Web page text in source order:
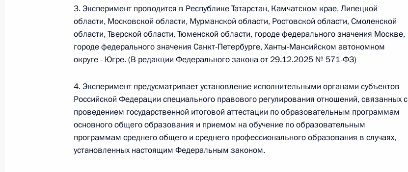
О внесении изменений в Федеральный закон «О пробации в Российской Федерации»
26 июля 2026 года
О внесении изменения в статью 2 Федерального закона «О благотворительной деятельности
и добровольчестве (волонтерстве)»
26 июля 2026 года
3. Эксперимент проводится в Республике Татарстан, Камчатском крае, Липецкой
области, Московской области, Мурманской области, Ростовской области, Смоленской
области, Тверской области, Тюменской области, городе федерального значения Москве,
городе федерального значения Санкт-Петербурге, Ханты-Мансийском автономном
округе - Югре. (В редакции Федерального закона от 29.12.2025 № 571-ФЗ)
4. Эксперимент предусматривает установление исполнительными органами субъектов
Российской Федерации специального правового регулирования отношений, связанных с
проведением государственной итоговой аттестации по образовательным программам
основного общего образования и приемом на обучение по образовательным
программам среднего общего и среднего профессионального образования в случаях,
установленных настоящим Федеральным законом.